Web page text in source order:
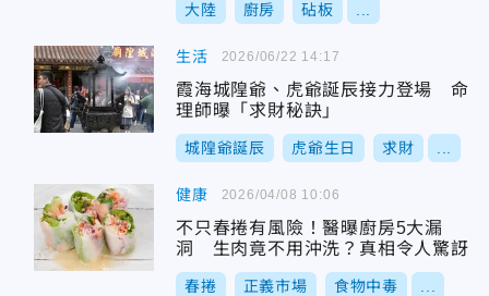
大陸 廚房 砧板
生活
霞海城隍爺、虎爺誕辰接力登場 命
理師曝「求財秘訣」
城隍爺誕辰 虎爺生日 求財
2026/06/22 14:17
健康
不只春捲有風險！醫曝廚房5大漏
洞 生肉竟不用沖洗？真相令人驚訝
春捲 正義市場 食物中毒
2026/04/08 10:06